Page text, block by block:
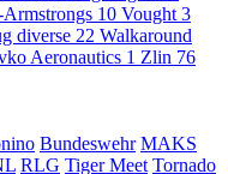
10 Vought 3
diverse 22 Walkaround
Aeronautics 1 Zlin 76
Bundeswehr MAKS
RLG Tiger Meet Tornado